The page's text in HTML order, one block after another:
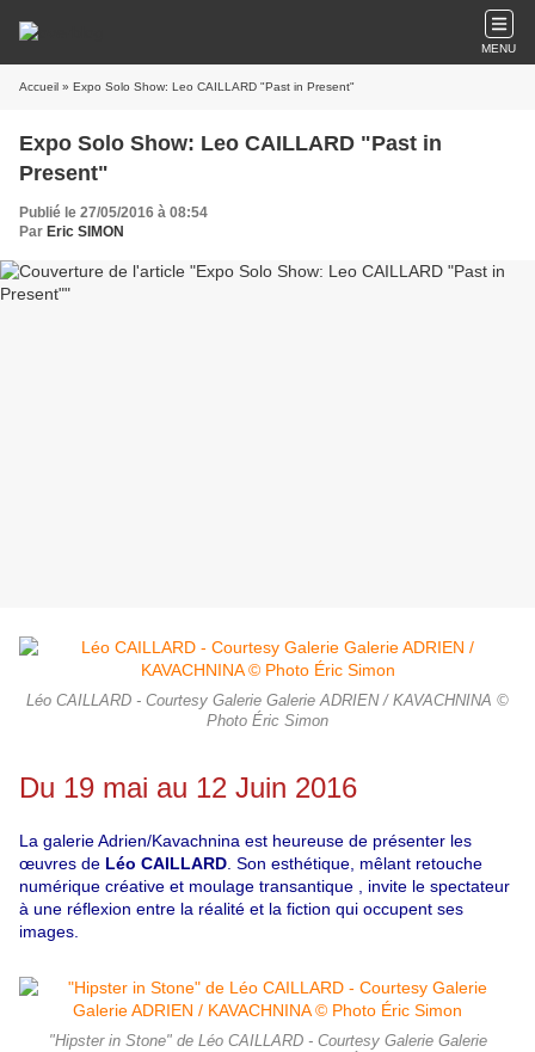
MENU
Accueil » Expo Solo Show: Leo CAILLARD "Past in Present"
Expo Solo Show: Leo CAILLARD "Past in
Present"
Publié le 27/05/2016 à 08:54
Par Eric SIMON
Léo CAILLARD - Courtesy Galerie Galerie ADRIEN / KAVACHNINA ©
Photo Éric Simon
Du 19 mai au 12 Juin 2016
La galerie Adrien/Kavachnina est heureuse de présenter les
œuvres de Léo CAILLARD Son esthétique, mêlant retouche
numérique créative et moulage transantique , invite le spectateur
à une réflexion entre la réalité et la fiction qui occupent ses
images.
"Hipster in Stone" de Léo CAILLARD - Courtesy Galerie Galerie